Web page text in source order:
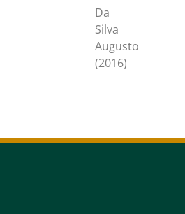
Da
Silva
Augusto
(2016)